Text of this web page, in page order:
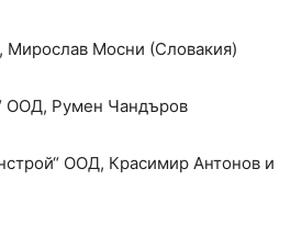
Мирослав Мосни (Словакия)
ООД, Румен Чандъров
ООД, Красимир Антонов и